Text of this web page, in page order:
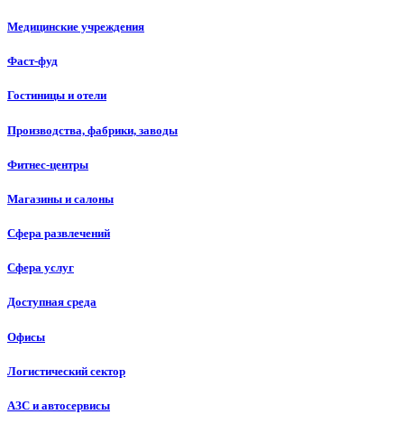
Медицинские учреждения
Фаст-фуд
Гостиницы и отели
Производства, фабрики, заводы
Фитнес-центры
Магазины и салоны
Сфера развлечений
Сфера услуг
Доступная среда
Офисы
Логистический сектор
АЗС и автосервисы